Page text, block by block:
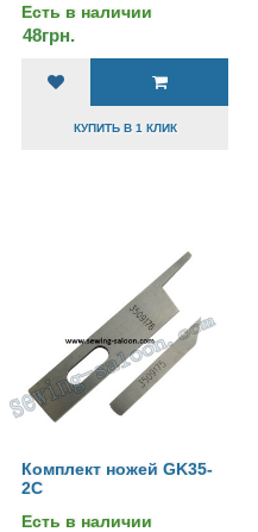
Есть в наличии
48грн.
КУПИТЬ В 1 КЛИК
Комплект ножей GK35-
2C
Есть в наличии